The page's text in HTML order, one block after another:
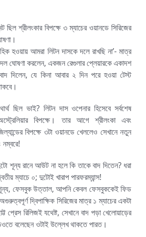
ছিল শ্রীলংকার বিপক্ষে ৩ ম্যাচের ওয়ানডে সিরিজের
হওয়ায় আমরা লিটন দাসকে দলে রাখছি না’- মাত্র
ঘোষণা করলেন, একজন রেগুলার প্লেয়ারকে একাদশ
দিলেন, যে কিনা আবার ২ দিন পরে হওয়া টেস্ট
ছিল ভাই? লিটন দাস ওপেনার হিসেবে সর্বশেষ
বিপক্ষে। তার আগে শ্রীলংকা এবং
বিপক্ষে ৩টা ওয়ানডে খেললেও সেখানে নতুন
শূন্য রানে আউট না হলে কি তাকে বাদ দিতেন? ধরা
ম্যাচে ০; দুটোই খারাপ পারফরম্যান্স!
ফেসবুক উত্তাল, আপনি কেবল ফেসবুককেই ফিড
দ্বিপাক্ষিক সিরিজের মাত্র ১ ম্যাচের একটা
প্রেস রিলিজই যথেষ্ট, সেখানে বাদ পড়া খেলোয়াড়ের
বলেছেন ওটাই উল্লেখ থাকতে পারত।